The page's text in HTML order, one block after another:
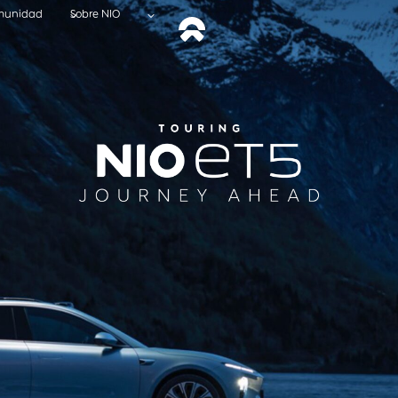
Sobre NIO